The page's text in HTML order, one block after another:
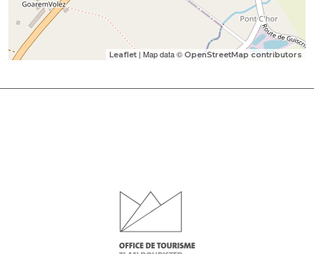
Leaflet | Map data © OpenStreetMap contributors